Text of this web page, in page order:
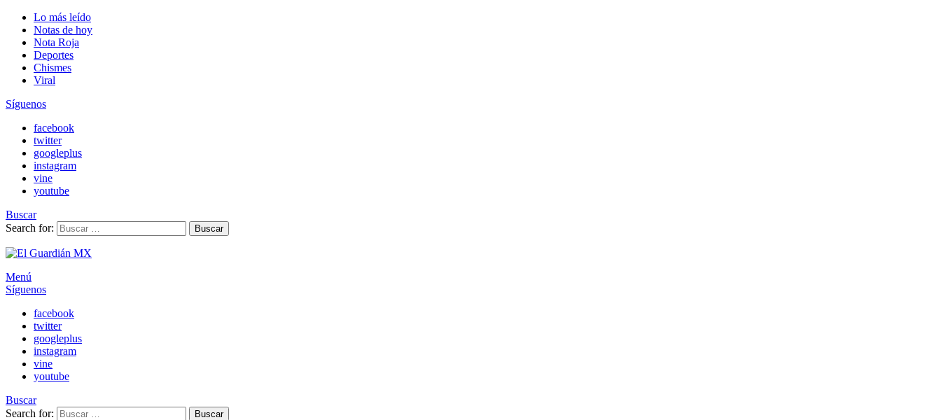
Lo más leído
Notas de hoy
Nota Roja
Deportes
Chismes
Viral
Síguenos
facebook
twitter
googleplus
instagram
vine
youtube
Buscar
Search for:
Buscar
Menú
Síguenos
facebook
twitter
googleplus
instagram
vine
youtube
Buscar
Search for:
Buscar